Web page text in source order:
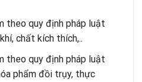
theo quy định pháp luật
chất kích thích,..
theo quy định pháp luật
phẩm đồi trụy, thực